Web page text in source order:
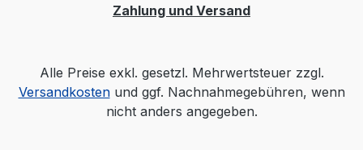
Zahlung und Versand
Alle Preise exkl. gesetzl. Mehrwertsteuer zzgl.
Versandkostenund ggf. Nachnahmegebühren, wenn
nicht anders angegeben.